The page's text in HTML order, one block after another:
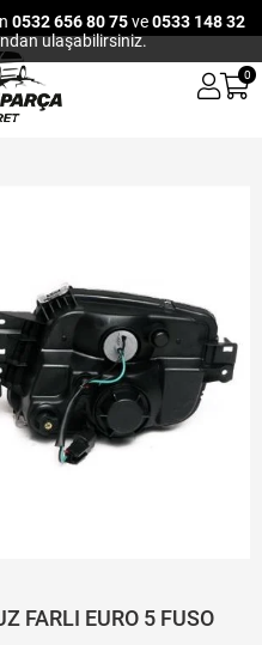
0532 656 80 75ve0533 148 32
ulaşabilirsiniz.
0
FARLI EURO 5 FUSO